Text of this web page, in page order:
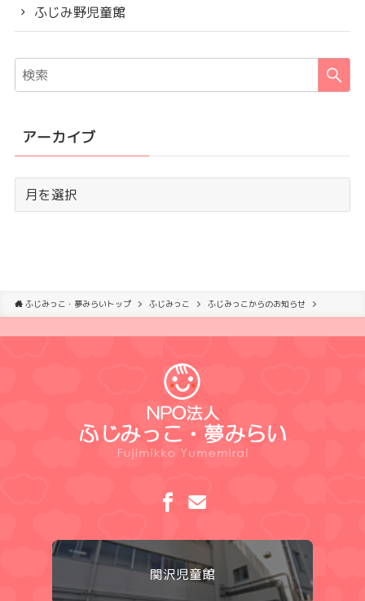
ふじみ野児童館
アーカイブ
ふじみっこ・夢みらいトップ ふじみっこ ふじみっこからのお知らせ
関沢児童館